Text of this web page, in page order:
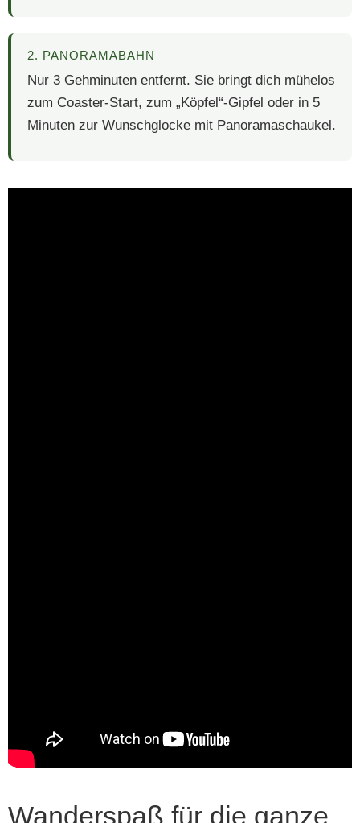
2. PANORAMABAHN
Nur 3 Gehminuten entfernt. Sie bringt dich mühelos
zum Coaster-Start, zum „Köpfel“-Gipfel oder in 5
Minuten zur Wunschglocke mit Panoramaschaukel.
Wanderspaß für die ganze